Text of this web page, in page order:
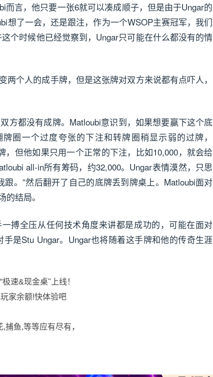
而言，他只要一张6就可以凑成顺子，但是由于Ungar的
想了一会，还是跟注，作为一个WSOP主赛冠军，我们
个时候他已经觉察到，Ungar只可能在什么都没有的情
个人的成手牌，但是这张牌对双方来说都有点吓人，
方都没有成牌。Matloubi意识到，如果想要赢下这个底
圈一个过度夸张的下注和转牌圈稍显示弱的过牌，
，但他如果只用一个正常的下注，比如10,000，就会给
all-in所有筹码，约32,000。Ungar表情漠然，只思
。”然后翻开了自己的底牌丢到牌桌上。Matloubi面对
结局。
搏全压从任何技术角度来讲都是成功的，可能在面对
是Stu Ungar。Ungar也将随着这手牌和他的传奇生涯
速&现金桌"上线！
家余额!快体验吧
鱼,等等应有尽有，